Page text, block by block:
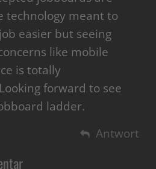
technology meant to
easier but seeing
like mobile
is totally
forward to see
ladder.
Antwort